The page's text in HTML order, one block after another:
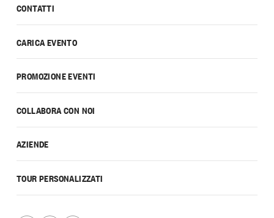
CONTATTI
CARICA EVENTO
PROMOZIONE EVENTI
COLLABORA CON NOI
AZIENDE
TOUR PERSONALIZZATI